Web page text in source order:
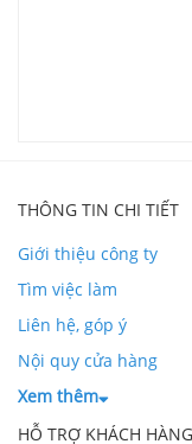
THÔNG TIN CHI TIẾT
Giới thiệu công ty
Tìm việc làm
Liên hệ, góp ý
Nội quy cửa hàng
Xem thêm
HỖ TRỢ KHÁCH HÀNG